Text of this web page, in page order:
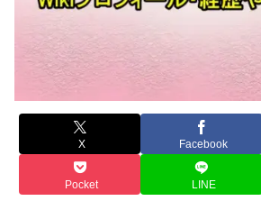
X Facebook
Pocket LINE